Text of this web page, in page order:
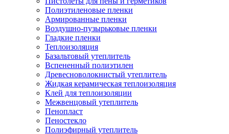
Полиэтиленовые пленки
Армированные пленки
Воздушно-пузырьковые пленки
Гладкие пленки
Теплоизоляция
Базальтовый утеплитель
Вспененный полиэтилен
Древесноволокнистый утеплитель
Жидкая керамическая теплоизоляция
Клей для теплоизоляции
Межвенцовый утеплитель
Пенопласт
Пеностекло
Полиэфирный утеплитель